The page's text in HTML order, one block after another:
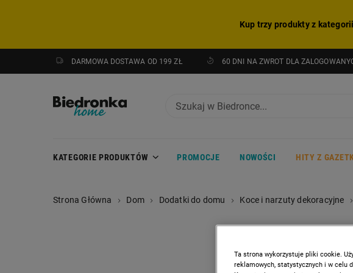
Kup trzy produkty z
DARMOWA DOSTAWA OD 199 ZŁ 60 DNI NA ZWROT DLA
KATEGORIE PRODUKTÓW PROMOCJE NOWOŚCI HITY Z
Strona Główna Dom Dodatki do domu Koce i narzuty dekoracyjne
Koc
Ta strona wykorzystuje pliki cookie.
reklamowych, statystycznych i w celu